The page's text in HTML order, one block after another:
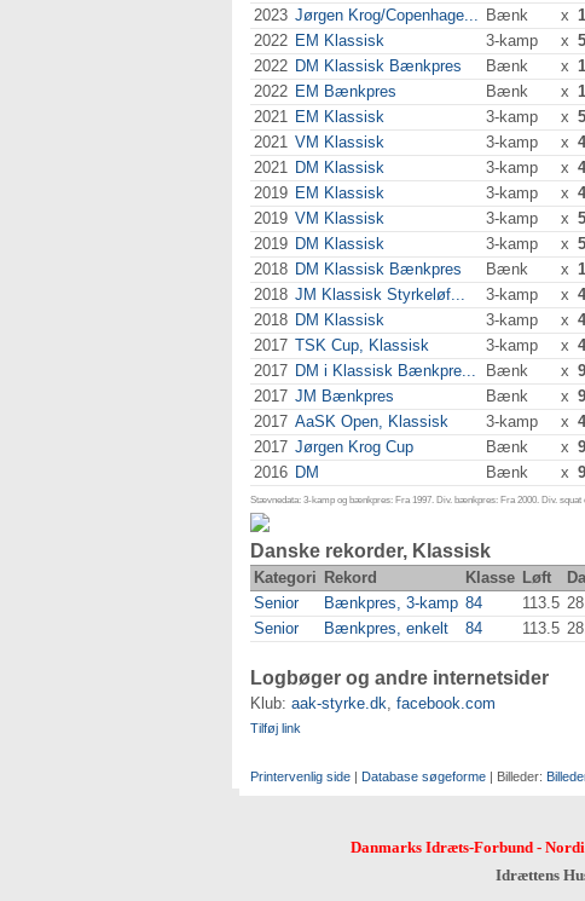
2023 Jørgen Krog/Copenhage... Bænk x
2022 EM Klassisk 3-kamp x
2022 DM Klassisk Bænkpres Bænk x
2022 EM Bænkpres Bænk x
2021 EM Klassisk 3-kamp x
2021 VM Klassisk 3-kamp x
2021 DM Klassisk 3-kamp x
2019 EM Klassisk 3-kamp x
2019 VM Klassisk 3-kamp x
2019 DM Klassisk 3-kamp x
2018 DM Klassisk Bænkpres Bænk x
2018 JM Klassisk Styrkeløf... 3-kamp x
2018 DM Klassisk 3-kamp x
2017 TSK Cup, Klassisk 3-kamp x
2017 DM i Klassisk Bænkpre... Bænk x
2017 JM Bænkpres Bænk x
2017 AaSK Open, Klassisk 3-kamp x
2017 Jørgen Krog Cup Bænk x
2016 DM Bænk x
Stævnedata: 3-kamp og bænkpres: Fra 1997. Div. bænkpres: Fra 2000. Div.
Danske rekorder, Klassisk
Kategori Rekord Klasse Løft
Senior
Bænkpres, 3-kamp 84 113.5
Senior
Bænkpres, enkelt 84 113.5
Logbøger og andre internetsider
Klub: aak-styrke.dk, facebook.com
Tilføj link
Printervenlig side | Database søgeforme | Billeder:
Danmarks Idræts-Forbund-
Idrættens